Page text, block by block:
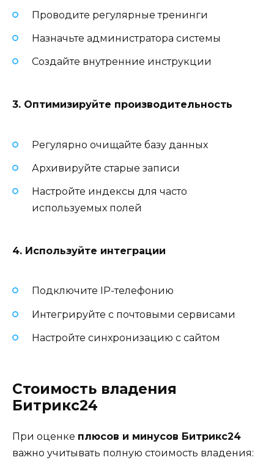
Проводите регулярные тренинги
Назначьте администратора системы
Создайте внутренние инструкции
3. Оптимизируйте производительность
Регулярно очищайте базу данных
Архивируйте старые записи
Настройте индексы для часто
используемых полей
4. Используйте интеграции
Подключите IP-телефонию
Интегрируйте с почтовыми сервисами
Настройте синхронизацию с сайтом
Стоимость владения
Битрикс24
При оценке плюсов и минусов Битрикс24
важно учитывать полную стоимость владения: